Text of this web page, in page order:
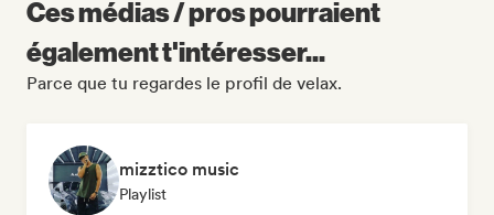
Ces médias / pros pourraient
également t'intéresser...
Parce que tu regardes le profil de velax.
mizztico music
Playlist